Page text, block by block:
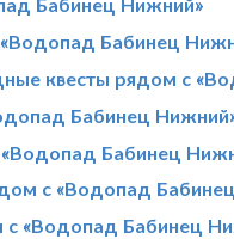
Бабинец
квесты рядом с
Бабинец
Бабинец
с «Водопад
с «Водопад Бабинец